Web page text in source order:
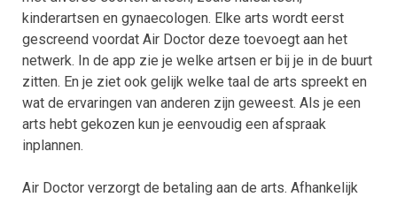
kinderartsen en gynaecologen. Elke arts wordt eerst
gescreend voordat Air Doctor deze toevoegt aan het
netwerk. In de app zie je welke artsen er bij je in de buurt
zitten. En je ziet ook gelijk welke taal de arts spreekt en
wat de ervaringen van anderen zijn geweest. Als je een
arts hebt gekozen kun je eenvoudig een afspraak
inplannen.
Air Doctor verzorgt de betaling aan de arts. Afhankelijk